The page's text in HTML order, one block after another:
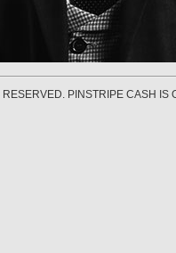
PINSTRIPE CASH IS